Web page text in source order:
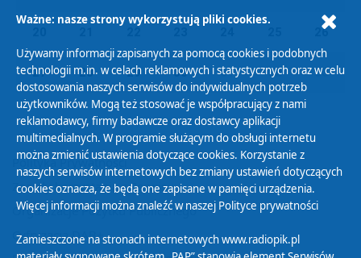
26
27 28 29 30 01 02 03
Polityka Prywatności
Zasady korzystania z Serwisu
Organizacje Pożytku Publicznego
Cyfryzacja DAB+
Ważne: nasze strony wykorzystują pliki cookies.
Używamy informacji zapisanych za pomocą cookies i podobnych
technologii m.in. w celach reklamowych i statystycznych oraz w celu
dostosowania naszych serwisów do indywidualnych potrzeb
użytkowników. Mogą też stosować je współpracujący z nami
reklamodawcy, firmy badawcze oraz dostawcy aplikacji
multimedialnych. W programie służącym do obsługi internetu
można zmienić ustawienia dotyczące cookies. Korzystanie z
naszych serwisów internetowych bez zmiany ustawień dotyczących
cookies oznacza, że będą one zapisane w pamięci urządzenia.
Więcej informacji można znaleźć w naszej Polityce prywatności
Zamieszczone na stronach internetowych www.radiopik.pl